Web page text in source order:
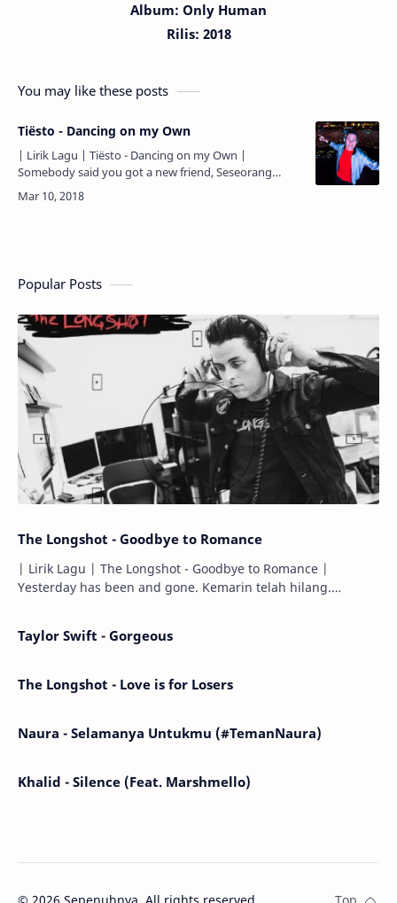
Album: Only Human
Rilis: 2018
You may like these posts
Tiësto - Dancing on my Own
| Lirik Lagu | Tiësto - Dancing on my Own |
Somebody said you got a new friend, Seseorang
mengatakan kau punya sudah teman baru, But does
she love you better than …
Popular Posts
The Longshot - Goodbye to Romance
| Lirik Lagu | The Longshot - Goodbye to Romance |
Yesterday has been and gone. Kemarin telah hilang.
Taylor Swift - Gorgeous
The Longshot - Love is for Losers
Naura - Selamanya Untukmu (#TemanNaura)
Khalid - Silence (Feat. Marshmello)
© 2026 Sepenuhnya. All rights reserved.